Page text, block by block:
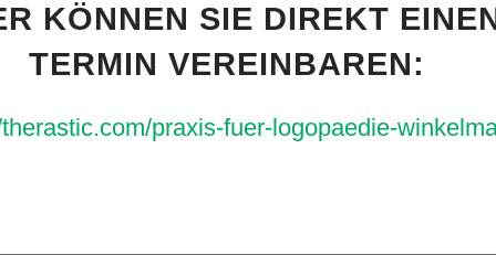
KÖNNEN SIE DIREKT
TERMIN VEREINBAREN:
praxis-fuer-logopaedie-